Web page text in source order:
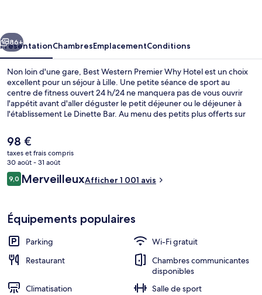
Hotel
Suivant
86+
PrésentationChambresEmplacementConditions
Non loin d'une gare, Best Western Premier Why Hotel est un choix
excellent pour un séjour à Lille. Une petite séance de sport au
centre de fitness ouvert 24 h/24 ne manquera pas de vous ouvrir
l'appétit avant d'aller déguster le petit déjeuner ou le déjeuner à
l'établissement Le Dinette Bar. Au menu des petits plus offerts sur
autres voyageurs adorent le personnel attentionné. Les transports
publics se situent à une courte distance à pied : Station de métro
Rihour est à 3 min et Station de métro République - Beaux-Arts, à 5
min.
Le
prix
actuel
est
de
98 €
taxes et frais compris
30 août - 31 août
Avis
voyageurs
9,09,0 sur 10
MerveilleuxAfficher 1 001 avis
Équipements populaires
Parking
Wi-Fi gratuit
Restaurant
Chambres communicantes
disponibles
Climatisation
Salle de sport